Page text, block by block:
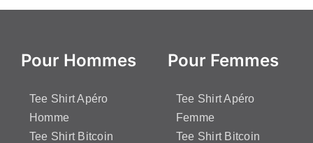
Pour Hommes
Tee Shirt Apéro
Homme
Tee Shirt Bitcoin
Pour Femmes
Tee Shirt Apéro
Femme
Tee Shirt Bitcoin